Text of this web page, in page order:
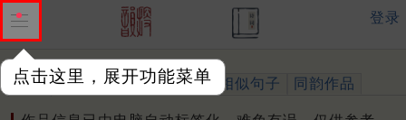
点击这里，展开功能菜单
登录
作品 标注四声 出处、引用 相似句子 同韵作品